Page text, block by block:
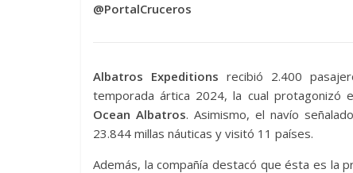
@PortalCruceros
Albatros Expeditions recibió 2.400
temporada ártica 2024, la cual protagonizó
Ocean Albatros. Asimismo, el navío
23.844 millas náuticas y visitó 11 países.
Además, la compañía destacó que ésta es la